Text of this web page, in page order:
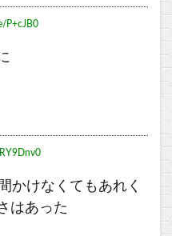
P+cJB0
かけなくてもあれく
はあった